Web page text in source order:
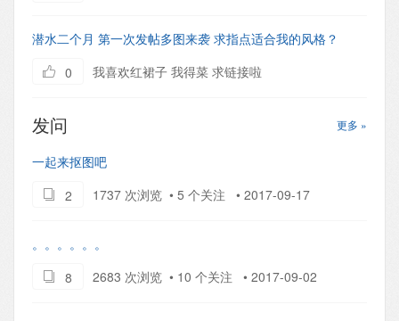
潜水二个月 第一次发帖多图来袭 求指点适合我的风格？
0
我喜欢红裙子 我得菜 求链接啦
更多 »
发问
一起来抠图吧
2
1737 次浏览 • 5 个关注 • 2017-09-17
。。。。。。
8
2683 次浏览 • 10 个关注 • 2017-09-02